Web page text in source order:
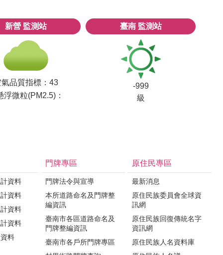
新營監測站
品質指標： 43
浮微粒(PM2.5)：
臺南監測站
-999
級
資料
資料
資料
資料
料
門牌專區
門牌法令與宣導
本所道路命名及門牌整
編資訊
臺南市各區道路命名及
門牌整編資訊
臺南市各戶所門牌專區
原住民專區
最新消息
原住民族委員會全球資
訊網
原住民族回復傳統名字
資訊網
原住民族人名資料庫